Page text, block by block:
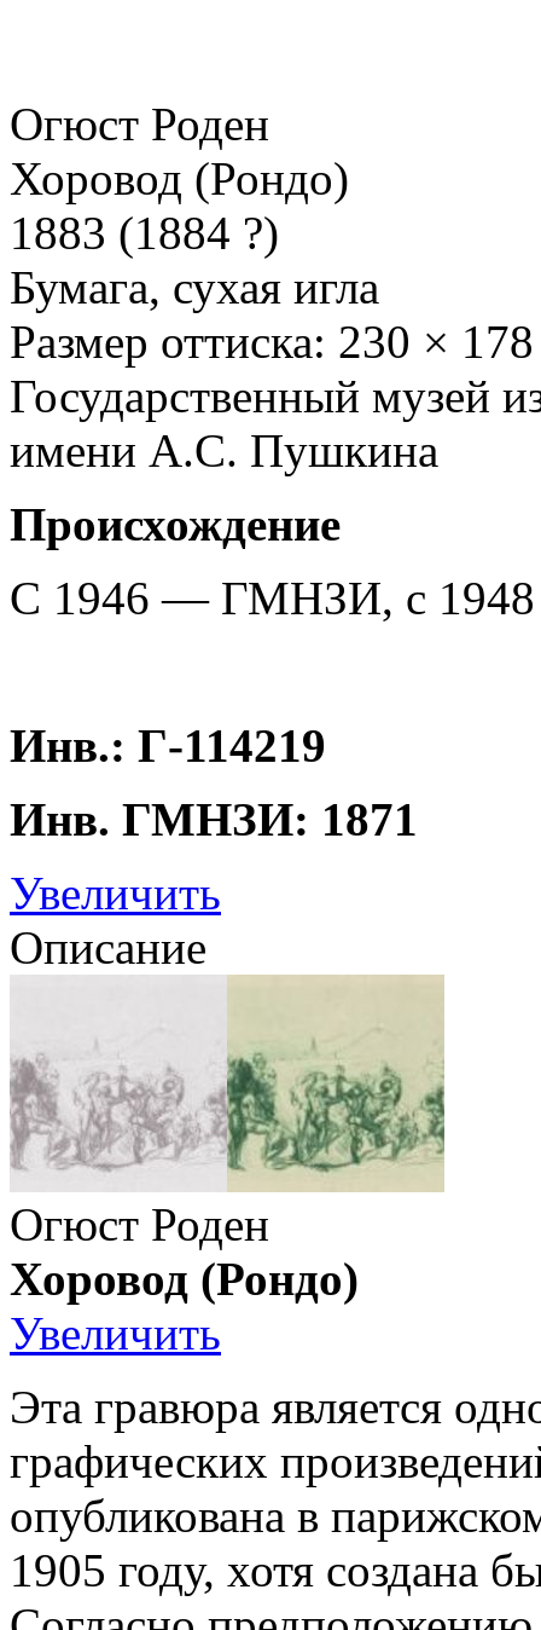
Огюст Роден
Хоровод (Рондо)
1883 (1884 ?)
Бумага, сухая игла
Размер оттиска: 230 ×
Государственный музей
имени А.С. Пушкина
Происхождение
С 1946 — ГМНЗИ, с
Инв.: Г-114219
Инв. ГМНЗИ: 1871
Увеличить
Описание
Огюст Роден
Хоровод (Рондо)
Увеличить
Эта гравюра является
графических
опубликована в
1905 году, хотя создана